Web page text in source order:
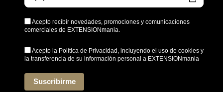
Acepto recibir novedades, promociones y comunicaciones
comerciales de EXTENSIONmania.
Acepto la Política de Privacidad , incluyendo el uso de cookies y
la transferencia de su información personal a EXTENSIONmania
Suscribirme